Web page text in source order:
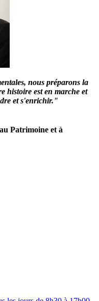
nous préparons la
histoire est en marche et
et s'enrichir."
Patrimoine et à